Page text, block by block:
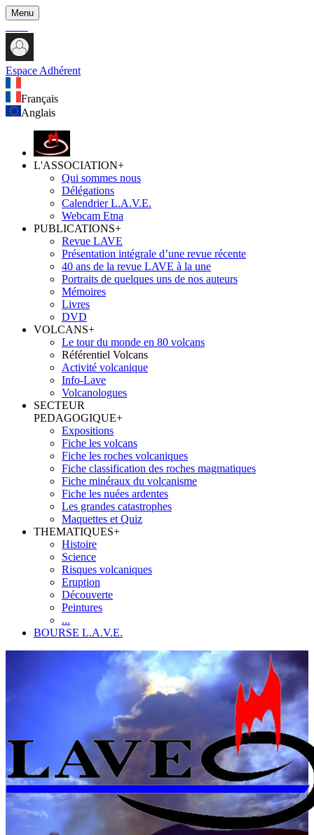
Menu
Espace Adhérent
Français
Anglais
L'ASSOCIATION+
Qui sommes nous
Délégations
Calendrier L.A.V.E.
Webcam Etna
PUBLICATIONS+
Revue LAVE
Présentation intégrale d’une revue récente
40 ans de la revue LAVE à la une
Portraits de quelques uns de nos auteurs
Mémoires
Livres
DVD
VOLCANS+
Le tour du monde en 80 volcans
Référentiel Volcans
Activité volcanique
Info-Lave
Volcanologues
SECTEUR
PEDAGOGIQUE+
Expositions
Fiche les volcans
Fiche les roches volcaniques
Fiche classification des roches magmatiques
Fiche minéraux du volcanisme
Fiche les nuées ardentes
Les grandes catastrophes
Maquettes et Quiz
THEMATIQUES+
Histoire
Science
Risques volcaniques
Eruption
Découverte
Peintures
...
BOURSE L.A.V.E.